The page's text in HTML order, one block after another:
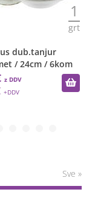
1
grt
dub.tanjur
/ 24cm / 6kom
Sve »